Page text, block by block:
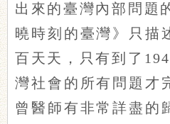
出來的臺灣內部問題
曉時刻的臺灣》只描
百天天，只有到了
灣社會的所有問題才
曾醫師有非常詳盡的